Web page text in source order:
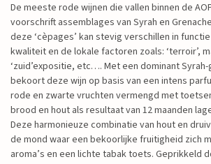
De meeste rode wijnen die vallen binnen de
voorschrift assemblages van Syrah en
deze ‘cèpages’ kan stevig verschillen in
kwaliteit en de lokale factoren zoals: ‘terroir’,
‘zuid’expositie, etc…. Met een dominant Syrah-
bekoort deze wijn op basis van een intens
rode en zwarte vruchten vermengd met
brood en hout als resultaat van 12 maanden
Deze harmonieuze combinatie van hout en
de mond waar een bekoorlijke fruitigheid zich
aroma’s en een lichte tabak toets. Geprikkeld